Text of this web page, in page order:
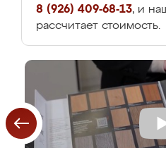
8 (926) 409-68-13, и
рассчитает стоимость.